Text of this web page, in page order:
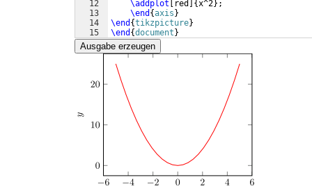
12
13
14
15
\addplot red {x^2} ;
\end {axis }
\end {tikzpicture}
\end {document }
Ausgabe erzeugen